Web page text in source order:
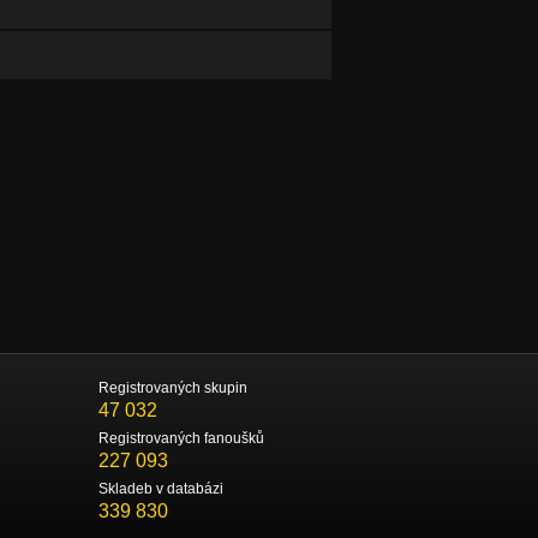
Registrovaných skupin
47 032
Registrovaných fanoušků
227 093
Skladeb v databázi
339 830